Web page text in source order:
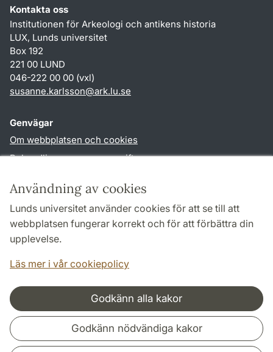
Användning av cookies
Lunds universitet använder cookies för att se till att
webbplatsen fungerar korrekt och för att förbättra din
upplevelse.
Läs mer i vår cookiepolicy
Godkänn alla kakor
Godkänn nödvändiga kakor
Kontakta oss
Institutionen för Arkeologi och antikens historia
LUX, Lunds universitet
Box 192
221 00 LUND
046-222 00 00 (vxl)
susanne.karlsson@ark.lu.se
Genvägar
Om webbplatsen och cookies
Behandling av personuppgifter
TYPO3-login
Följ oss i sociala medier
Samarbeten och nätverk